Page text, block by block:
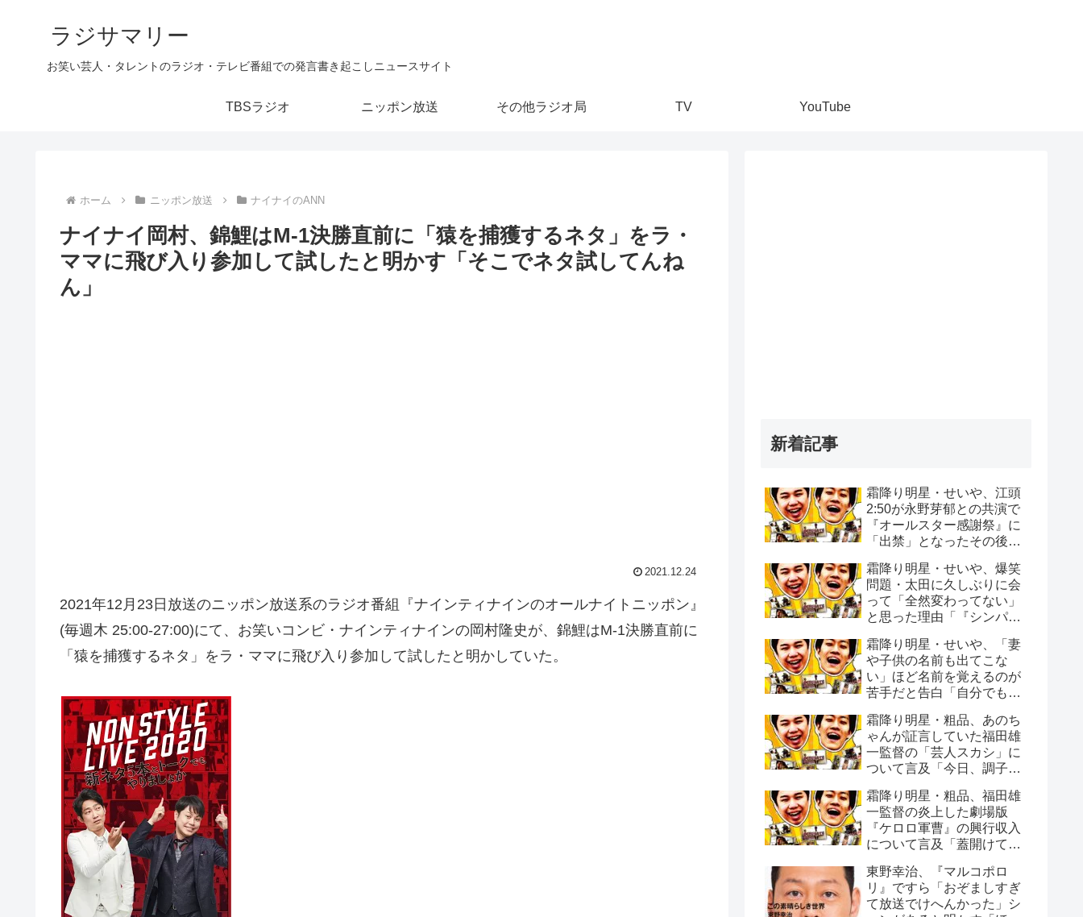
ラジサマリー
お笑い芸人・タレントのラジオ・テレビ番組での発言書き起こしニュースサイト
TBSラジオ ニッポン放送 その他ラジオ局 TV YouTube
ホーム ニッポン放送 ナイナイのANN
ナイナイ岡村、錦鯉はM-1決勝直前に「猿を捕獲するネタ」をラ・
ママに飛び入り参加して試したと明かす「そこでネタ試してんね
ん」
2021.12.24
2021年12月23日放送のニッポン放送系のラジオ番組『ナインティナインのオールナイトニッポン』
(毎週木 25:00-27:00)にて、お笑いコンビ・ナインティナインの岡村隆史が、錦鯉はM-1決勝直前に
「猿を捕獲するネタ」をラ・ママに飛び入り参加して試したと明かしていた。
新着記事
霜降り明星・せいや、江頭
2:50が永野芽郁との共演で
『オールスター感謝祭』に
「出禁」となったその後
ゃんねるで撮影を…」
霜降り明星・せいや、爆笑
問題・太田に久しぶりに会
って「全然変わってない」
と思った理由「『シンパイ
ない」
霜降り明星・せいや、「妻
や子供の名前も出てこな
い」ほど名前を覚えるのが
苦手だと告白「自分でもビ
霜降り明星・粗品、あのち
ゃんが証言していた福田雄
一監督の「芸人スカシ」に
ついて言及「今日、調子悪
霜降り明星・粗品、福田雄
一監督の炎上した劇場版
『ケロロ軍曹』の興行収入
について言及「蓋開けてみ
東野幸治、『マルコポロ
リ』ですら「おぞましすぎ
て放送でけへんかった」シ